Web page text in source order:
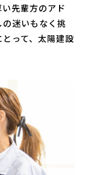
先輩方のアド
迷いもなく挑
って、太陽建設